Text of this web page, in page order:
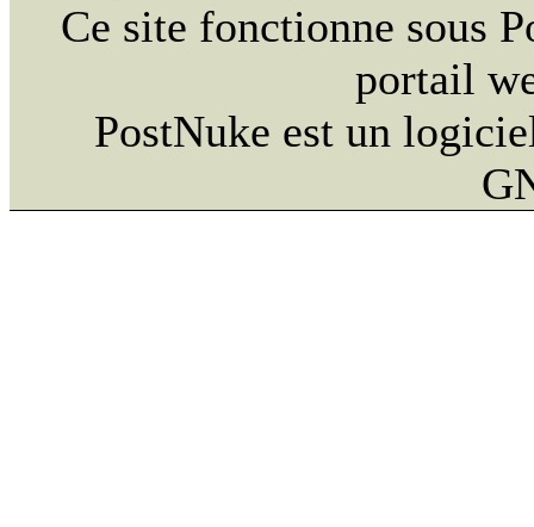
Ce site fonctionne sous
portail
PostNuke est un